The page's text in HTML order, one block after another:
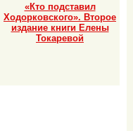
«Кто подставил
Ходорковского». Второе
издание книги Елены
Токаревой